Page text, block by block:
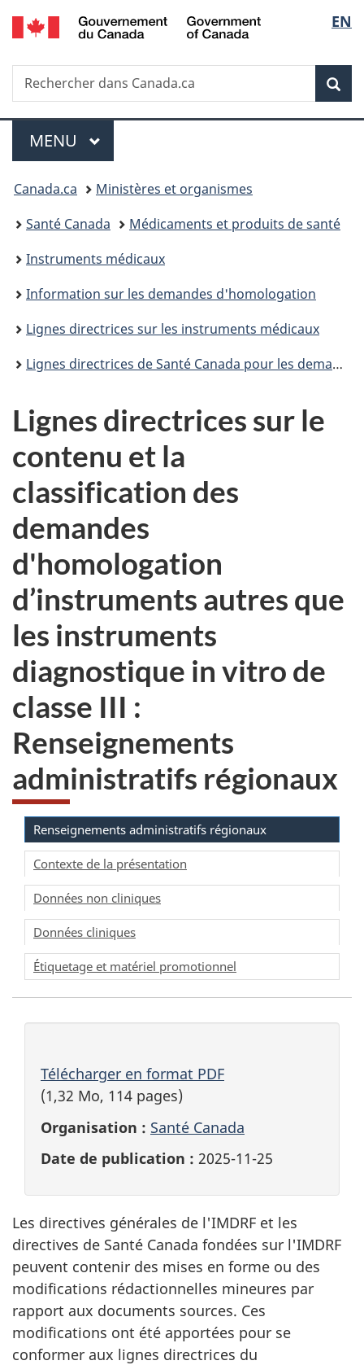
Passer
au
principal
Passer
à
Au
du
Passer
à
version
simplifiée
de
la
EN
Recherche
Rechercher
dans
Menu
MENU PRINCIPAL
Vous
êtes
ici :
Canada.ca
Ministères et organismes
Santé Canada
Médicaments et produits de santé
Instruments médicaux
Information sur les demandes d'homologation
Lignes directrices sur les instruments médicaux
Lignes directrices de Santé Canada pour les demandes d’homologation d’instruments médicaux fondées sur la table des matières de l’IMDRF
Lignes directrices sur le
contenu et la
classification des
demandes
d'homologation
d’instruments autres que
les instruments
diagnostique in vitro de
classe III :
Renseignements
administratifs régionaux
Renseignements administratifs régionaux
Contexte de la présentation
Données non cliniques
Données cliniques
Étiquetage et matériel promotionnel
Télécharger en format PDF
(1,32 Mo, 114 pages)
Organisation : Santé Canada
Date de publication : 2025-11-25
Les directives générales de l'IMDRF et les
directives de Santé Canada fondées sur l'IMDRF
peuvent contenir des mises en forme ou des
modifications rédactionnelles mineures par
rapport aux documents sources. Ces
modifications ont été apportées pour se
conformer aux lignes directrices du